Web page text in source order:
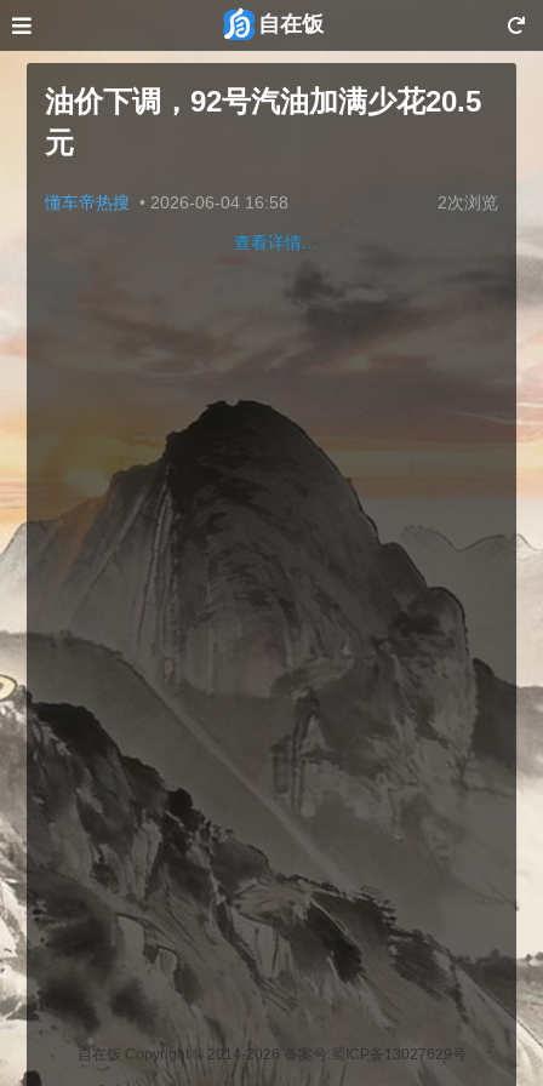
自在饭
油价下调，92号汽油加满少花20.5
元
懂车帝热搜 • 2026-06-04 16:58 2次浏览
查看详情...
自在饭 Copyright © 2014-2026 备案号:蜀ICP备13027629号